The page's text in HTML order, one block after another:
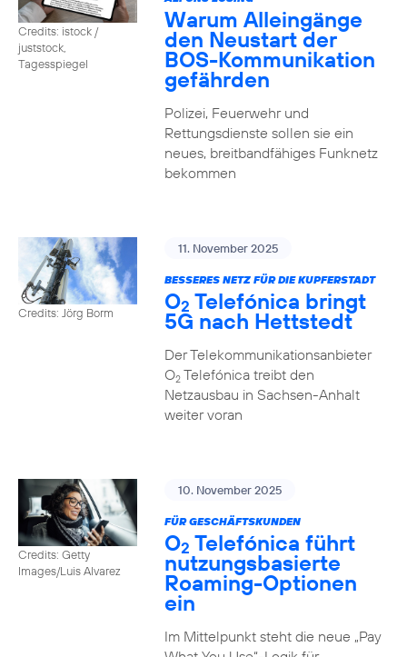
Credits: istock /
juststock,
Tagesspiegel
Warum Alleingänge
den Neustart der
BOS-Kommunikation
gefährden
Polizei, Feuerwehr und
Rettungsdienste sollen sie ein
neues, breitbandfähiges Funknetz
bekommen
Credits: Jörg Borm
11. November 2025
BESSERES NETZ FÜR DIE KUPFERSTADT
O2 Telefónica bringt
5G nach Hettstedt
Der Telekommunikationsanbieter
O2Telefónica treibt den
Netzausbau in Sachsen-Anhalt
weiter voran
Credits: Getty
Images/Luis Alvarez
10. November 2025
FÜR GESCHÄFTSKUNDEN
O2 Telefónica führt
nutzungs­basierte
Roaming-Optionen
ein
Im Mittelpunkt steht die neue „Pay